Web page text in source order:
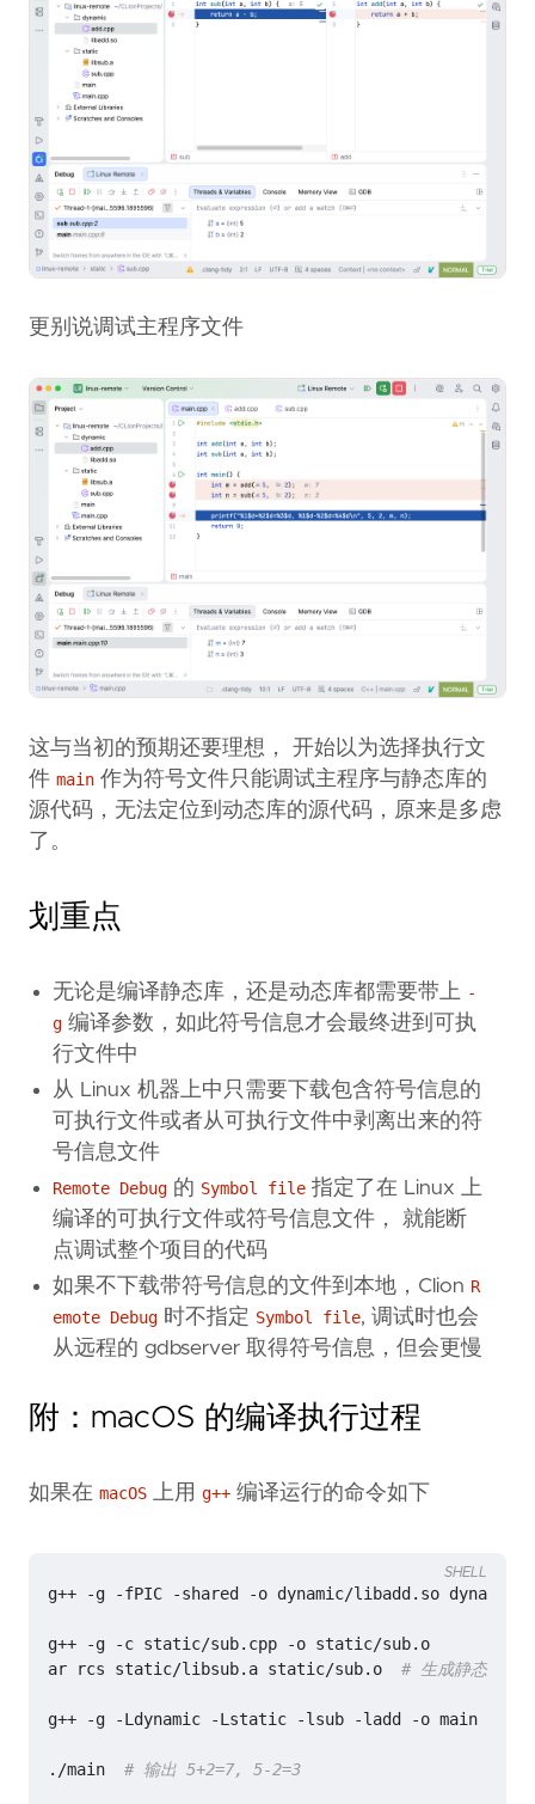
更别说调试主程序文件
这与当初的预期还要理想， 开始以为选择执行文
件 main 作为符号文件只能调试主程序与静态库的
源代码，无法定位到动态库的源代码，原来是多虑
了。
划重点
无论是编译静态库，还是动态库都需要带上 -
g 编译参数，如此符号信息才会最终进到可执
行文件中
从 Linux 机器上中只需要下载包含符号信息的
可执行文件或者从可执行文件中剥离出来的符
号信息文件
Remote Debug 的 Symbol file 指定了在 Linux 上
编译的可执行文件或符号信息文件， 就能断
点调试整个项目的代码
如果不下载带符号信息的文件到本地，Clion R
emote Debug 时不指定 Symbol file, 调试时也会
从远程的 gdbserver 取得符号信息，但会更慢
附：macOS 的编译执行过程
如果在 macOS 上用 g++ 编译运行的命令如下
g++ -g -fPIC -shared -o dynamic/libadd.so
ar rcs static/libsub.a static/sub.o # 生成静态库
g++ -g -Ldynamic -Lstatic -lsub -ladd -o main
./main # 输出 5+2=7, 5-2=3
SHELL